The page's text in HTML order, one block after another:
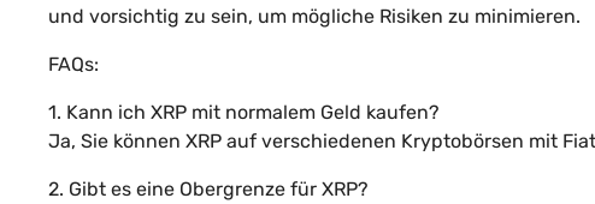
und vorsichtig zu sein, um mögliche Risiken zu minimieren.
FAQs:
1. Kann ich XRP mit normalem Geld kaufen?
Ja, Sie können XRP auf verschiedenen Kryptobörsen mit
2. Gibt es eine Obergrenze für XRP?